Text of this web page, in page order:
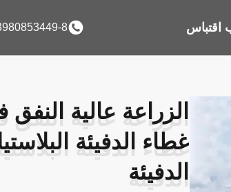
اقتباس 8
الزراعة عالية
غطاء الدفيئة
الدفيئة
الزراعة عالية
غطاء الدفيئة
الدفيئة